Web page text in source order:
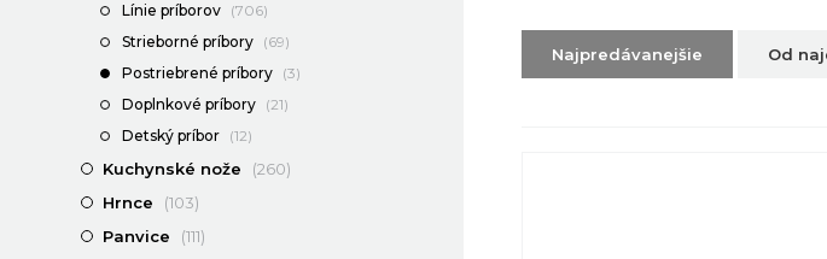
Najpredávanejšie Od
Línie príborov (706)
Strieborné príbory (69)
Postriebrené príbory (3)
Doplnkové príbory (21)
Detský príbor (12)
Kuchynské nože
(260)
Hrnce
(103)
Panvice
(111)